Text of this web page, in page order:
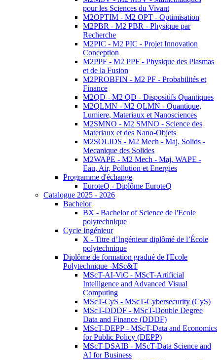
pour les Sciences du Vivant
M2OPTIM - M2 OPT - Optimisation
M2PBR - M2 PBR - Physique par
Recherche
M2PIC - M2 PIC - Projet Innovation
Conception
M2PPF - M2 PPF - Physique des Plasmas
et de la Fusion
M2PROBFIN - M2 PF - Probabilités et
Finance
M2QD - M2 QD - Dispositifs Quantiques
M2QLMN - M2 QLMN - Quantique,
Lumiere, Materiaux et Nanosciences
M2SMNO - M2 SMNO - Science des
Materiaux et des Nano-Objets
M2SOLIDS - M2 Mech - Maj. Solids -
Mecanique des Solides
M2WAPE - M2 Mech - Maj. WAPE -
Eau, Air, Pollution et Energies
Programme d'échange
EuroteQ - Diplôme EuroteQ
Catalogue 2025 - 2026
Bachelor
BX - Bachelor of Science de l'Ecole
polytechnique
Cycle Ingénieur
X - Titre d’Ingénieur diplômé de l’École
polytechnique
Diplôme de formation gradué de l'Ecole
Polytechnique -MSc&T
MScT-AI-ViC - MScT-Artificial
Intelligence and Advanced Visual
Computing
MScT-CyS - MScT-Cybersecurity (CyS)
MScT-DDDF - MScT-Double Degree
Data and Finance (DDDF)
MScT-DEPP - MScT-Data and Economics
for Public Policy (DEPP)
MScT-DSAIB - MScT-Data Science and
AI for Business